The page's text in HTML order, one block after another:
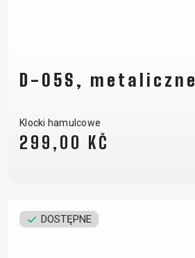
D-05S, metaliczne
Klocki hamulcowe
299,00 KČ
DOSTĘPNE